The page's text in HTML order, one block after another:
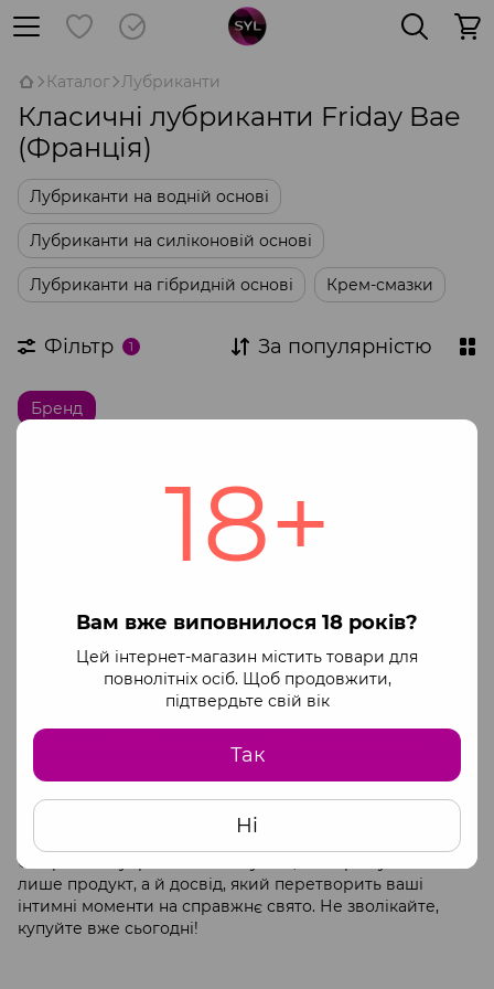
18+
Вам вже виповнилося 18 років?
Цей інтернет-магазин містить товари для
повнолітніх осіб. Щоб продовжити,
підтвердьте свій вік
Так
Ні
Каталог Лубриканти
Класичні лубриканти Friday Bae
(Франція)
Лубриканти на водній основі
Лубриканти на силіконовій основі
Лубриканти на гібридній основі Крем-смазки
Фільтр 1 За популярністю
Бренд
Лубриканти Friday Bae – це ідеальне рішення для тих,
хто цінує комфорт і якість під час інтимних моментів.
Виготовлені у Франції, ці класичні лубриканти
забезпечують тривалу зволоженість, що робить їх
привабливоюціною, а також скористатися швидкою
доставкою по Україні
Вибір лубриканта може суттєво вплинути на якість
інтимного життя. Friday Bae пропонує унікальні
чутливість. Цей бренд відомий своєю увагою до
деталей та безпеки, тому ви можете бути впевнені у
високій якості продукції. У нашому асортименті ви
знайдете різні варіанти, що задовольнять усі ваші
Обираючи лубриканти Friday Bae, ви отримуєте не
лише продукт, а й досвід, який перетворить ваші
інтимні моменти на справжнє свято. Не зволікайте,
купуйте вже сьогодні!